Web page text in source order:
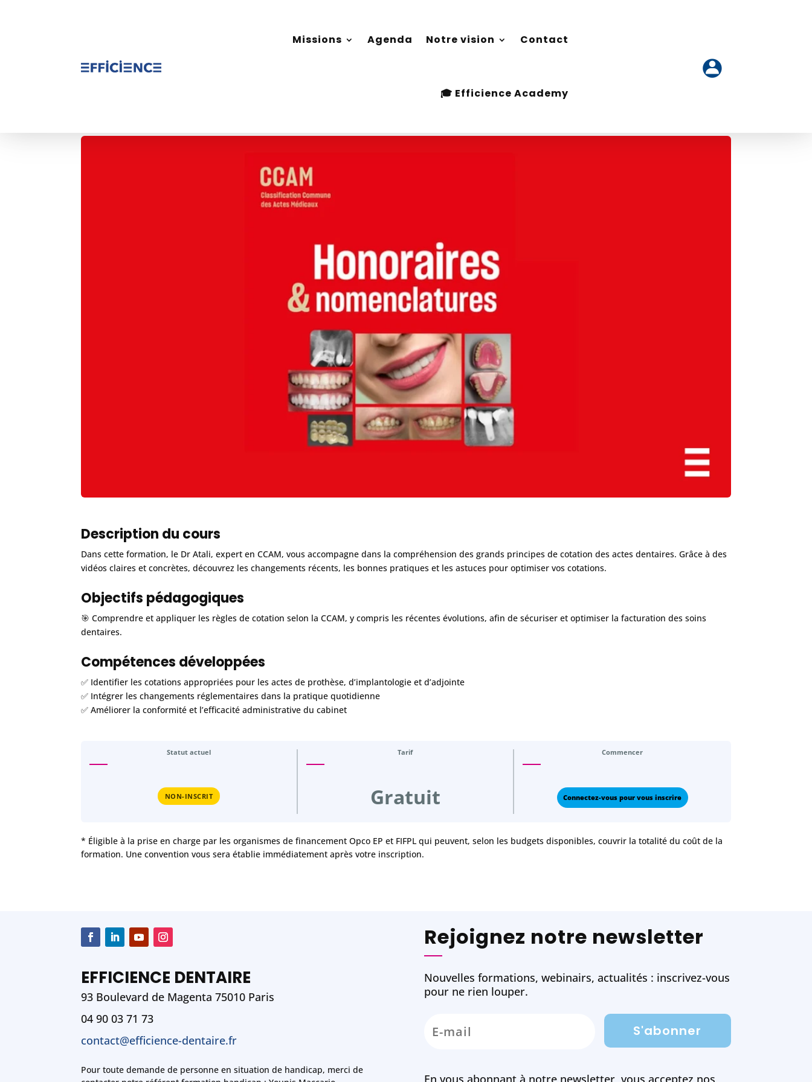
Missions Agenda Notre vision Contact
🎓 Efficience Academy
Description du cours
Dans cette formation, le Dr Atali, expert en CCAM, vous accompagne dans la compréhension des grands principes de cotation des actes dentaires. Grâce à des
vidéos claires et concrètes, découvrez les changements récents, les bonnes pratiques et les astuces pour optimiser vos cotations.
Objectifs pédagogiques
🎯 Comprendre et appliquer les règles de cotation selon la CCAM, y compris les récentes évolutions, afin de sécuriser et optimiser la facturation des soins
dentaires.
Compétences développées
✅ Identifier les cotations appropriées pour les actes de prothèse, d’implantologie et d’adjointe
✅ Intégrer les changements réglementaires dans la pratique quotidienne
✅ Améliorer la conformité et l’efficacité administrative du cabinet
Statut actuel
NON-INSCRIT
Tarif
Gratuit
Commencer
Connectez-vous pour vous inscrire
* Éligible à la prise en charge par les organismes de financement Opco EP et FIFPL qui peuvent, selon les budgets disponibles, couvrir la totalité du coût de la
formation. Une convention vous sera établie immédiatement après votre inscription.
EFFICIENCE DENTAIRE
93 Boulevard de Magenta 75010 Paris
04 90 03 71 73
contact@efficience-dentaire.fr
Pour toute demande de personne en situation de handicap, merci de
Rejoignez notre newsletter
Nouvelles formations, webinairs, actualités : inscrivez-vous
pour ne rien louper.
S'abonner
En vous abonnant à notre newsletter, vous acceptez nos